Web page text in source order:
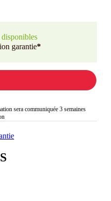
disponibles
garantie*
sera communiquée 3 semaines